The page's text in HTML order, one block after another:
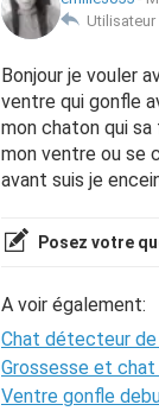
Utilisateur
Bonjour je vouler
ventre qui gonfle
mon chaton qui
mon ventre ou se
avant suis je
Posez votre
A voir également:
Chat détecteur
Grossesse et
Ventre gonfle